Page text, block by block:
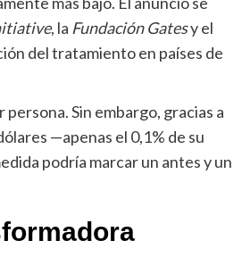
, la Fundación Gatesy el
del tratamiento en países de
Sin embargo, gracias a
—apenas el 0,1% de su
podría marcar un antes y un